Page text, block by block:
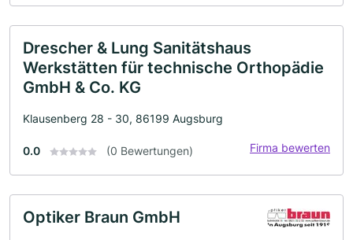
Drescher & Lung Sanitätshaus
Werkstätten für technische Orthopädie
GmbH & Co. KG
Klausenberg 28 - 30, 86199 Augsburg
0.0 (0 Bewertungen) Firma bewerten
Optiker Braun GmbH